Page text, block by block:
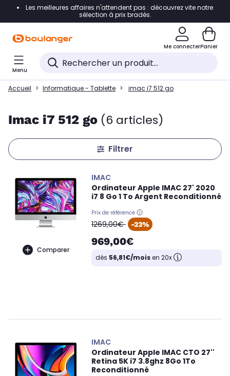
Accéder directement à la navigation
Accéder directement au pied de page
Accéder directement au chatbot
Les meilleures affaires n'attendent pas : découvrez vite notre
sélection à prix bradés.
Me connecterPanier
Menu
Accueil Informatique - Tablette imac i7 512 go
Imac i7 512 go (6 articles)
Filtrer
Comparer
IMAC
Ordinateur Apple IMAC 27' 2020
i7 8 Go 1 To Argent Reconditionné
Prix de référence
oldPrice
1269,00€ -23%
969,00€
dès 56,81€/moisen 20x
IMAC
Ordinateur Apple IMAC CTO 27''
Retina 5K i7 3.8ghz 8Go 1To
Reconditionné